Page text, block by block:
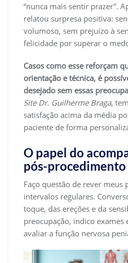
“nunca mais sentir prazer”.
relatou surpresa positiva:
volumoso, sem prejuízo à
felicidade por superar o
Casos como esse reforçam
orientação e técnica, é
desejado sem essas
Site Dr. Guilherme Braga,
satisfação acima da média
paciente de forma
O papel do
pós-procedimento
Faço questão de rever meus
intervalos regulares.
toque, das ereções e da
preocupação, indico exames
avaliar a função nervosa